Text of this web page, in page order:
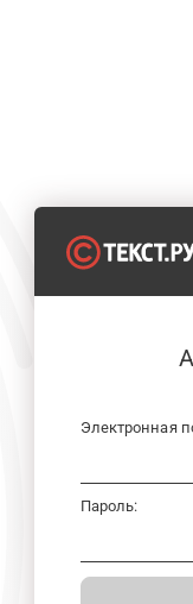
Электронная
Пароль: